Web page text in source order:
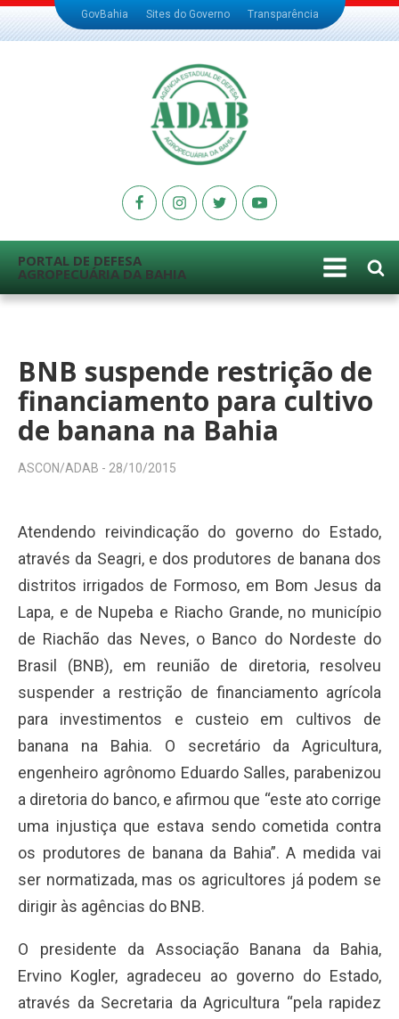
GovBahia Sites do Governo Transparência
PORTAL DE DEFESA
AGROPECUÁRIA DA BAHIA
BNB suspende restrição de
financiamento para cultivo
de banana na Bahia
ASCON/ADAB - 28/10/2015
Atendendo reivindicação do governo do Estado,
através da Seagri, e dos produtores de banana dos
distritos irrigados de Formoso, em Bom Jesus da
Lapa, e de Nupeba e Riacho Grande, no município
de Riachão das Neves, o Banco do Nordeste do
Brasil (BNB), em reunião de diretoria, resolveu
suspender a restrição de financiamento agrícola
para investimentos e custeio em cultivos de
banana na Bahia. O secretário da Agricultura,
engenheiro agrônomo Eduardo Salles, parabenizou
a diretoria do banco, e afirmou que “este ato corrige
uma injustiça que estava sendo cometida contra
os produtores de banana da Bahia”. A medida vai
ser normatizada, mas os agricultores já podem se
dirigir às agências do BNB.
O presidente da Associação Banana da Bahia,
Ervino Kogler, agradeceu ao governo do Estado,
através da Secretaria da Agricultura “pela rapidez